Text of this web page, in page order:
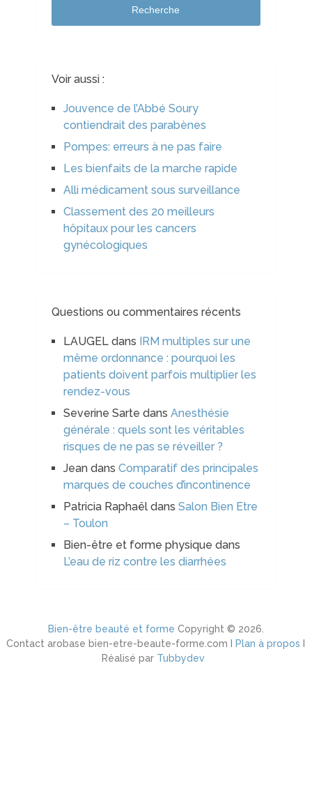
Recherche
Voir aussi :
Jouvence de l’Abbé Soury
contiendrait des parabènes
Pompes: erreurs à ne pas faire
Les bienfaits de la marche rapide
Alli médicament sous surveillance
Classement des 20 meilleurs
hôpitaux pour les cancers
gynécologiques
Questions ou commentaires récents
LAUGELdans
IRM multiples sur une
même ordonnance : pourquoi les
patients doivent parfois multiplier les
rendez-vous
Severine Sarte dans Anesthésie
générale : quels sont les véritables
risques de ne pas se réveiller ?
Jeandans Comparatif des principales
marques de couches d’incontinence
Patricia Raphaëldans Salon Bien Etre
– Toulon
Bien-être et forme physique dans
L’eau de riz contre les diarrhées
Bien-être beauté et forme Copyright © 2026.
Contact arobase bien-etre-beaute-forme.com I Plan à propos
Réalisé par Tubbydev